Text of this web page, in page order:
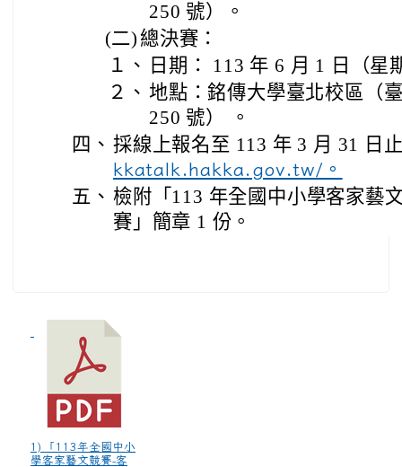
250 號）。
(二)總決賽：
１、
日期： 113 年 6 月 1 日（星
２、 地點：銘傳大學臺北校區（
250 號） 。
四、 採線上報名至 113 年 3 月 31 日
kkatalk.hakka.gov.tw/。
五、 檢附「113 年全國中小學客家藝
賽」簡章 1 份。
1) 「113年全國中小
學客家藝文競賽-客